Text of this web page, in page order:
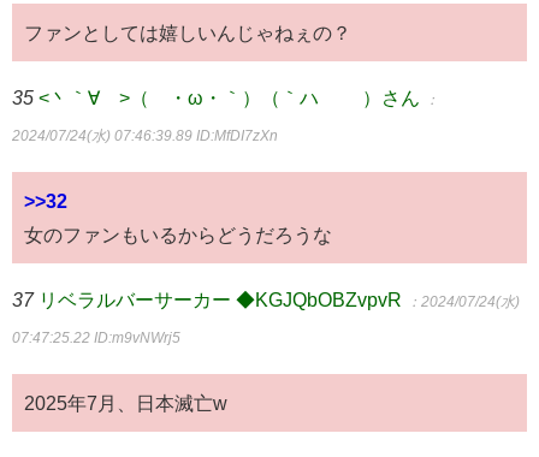
ファンとしては嬉しいんじゃねぇの？
35 <丶｀∀´>（´・ω・｀）（｀ハ´ ）さん ：
2024/07/24(水) 07:46:39.89 ID:MfDI7zXn
>>32
女のファンもいるからどうだろうな
37 リベラルバーサーカー ◆KGJQbOBZvpvR ：2024/07/24(水)
07:47:25.22 ID:m9vNWrj5
2025年7月、日本滅亡w